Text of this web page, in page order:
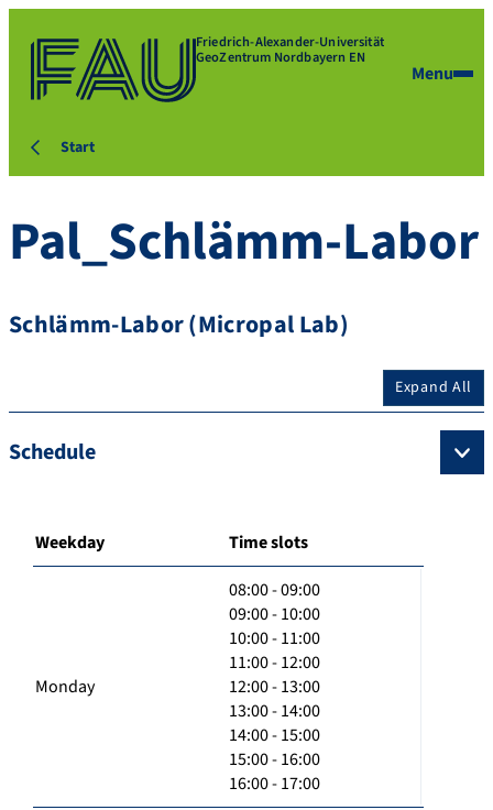
Friedrich-Alexander-Universität
GeoZentrum Nordbayern EN
Menu
Start
Pal_Schlämm-Labor
Schlämm-Labor (Micropal Lab)
Expand All
Schedule
Weekday Time slots
Monday
08:00 - 09:00
09:00 - 10:00
10:00 - 11:00
11:00 - 12:00
12:00 - 13:00
13:00 - 14:00
14:00 - 15:00
15:00 - 16:00
16:00 - 17:00